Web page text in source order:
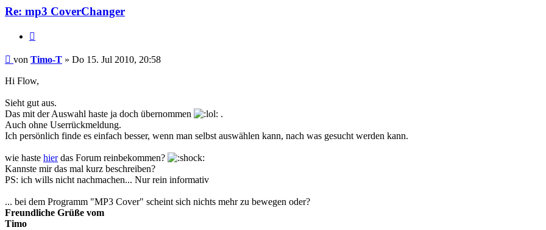
Re: mp3 CoverChanger
Beitrag
von Timo-T » Do 15. Jul 2010, 20:58
Hi Flow,
Sieht gut aus.
Das mit der Auswahl haste ja doch übernommen
.
Auch ohne Userrückmeldung.
Ich persönlich finde es einfach besser, wenn man selbst auswählen kann, nach was gesucht werden kann.
wie haste hierdas Forum reinbekommen?
Kannste mir das mal kurz beschreiben?
PS: ich wills nicht nachmachen... Nur rein informativ
... bei dem Programm "MP3 Cover" scheint sich nichts mehr zu bewegen oder?
Freundliche Grüße vom
Timo